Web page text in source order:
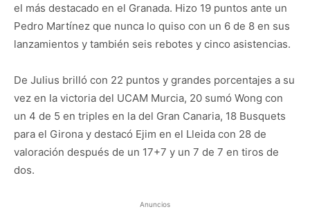
el más destacado en el Granada. Hizo 19 puntos ante un
Pedro Martínez que nunca lo quiso con un 6 de 8 en sus
lanzamientos y también seis rebotes y cinco asistencias.
De Julius brilló con 22 puntos y grandes porcentajes a su
vez en la victoria del UCAM Murcia, 20 sumó Wong con
un 4 de 5 en triples en la del Gran Canaria, 18 Busquets
para el Girona y destacó Ejim en el Lleida con 28 de
valoración después de un 17+7 y un 7 de 7 en tiros de
dos.
Anuncios